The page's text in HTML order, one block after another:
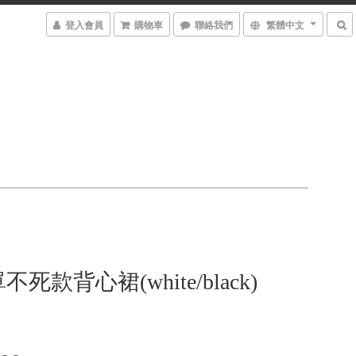
登入會員 購物車 聯絡我們 繁體中文
死款背心裙(white/black)